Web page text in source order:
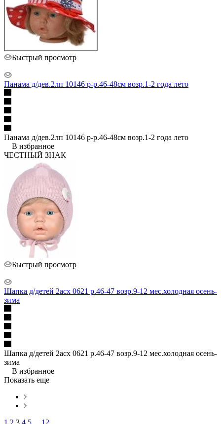
Быстрый просмотр
Панама д/дев.2лп 10146 р-р.46-48см возр.1-2 года лето
Панама д/дев.2лп 10146 р-р.46-48см возр.1-2 года лето
В избранное
ЧЕСТНЫЙ ЗНАК
Быстрый просмотр
Шапка д/детей 2асх 0621 р.46-47 возр.9-12 мес.холодная осень-
зима
Шапка д/детей 2асх 0621 р.46-47 возр.9-12 мес.холодная осень-
зима
В избранное
Показать еще
1 2 3 4 5 12